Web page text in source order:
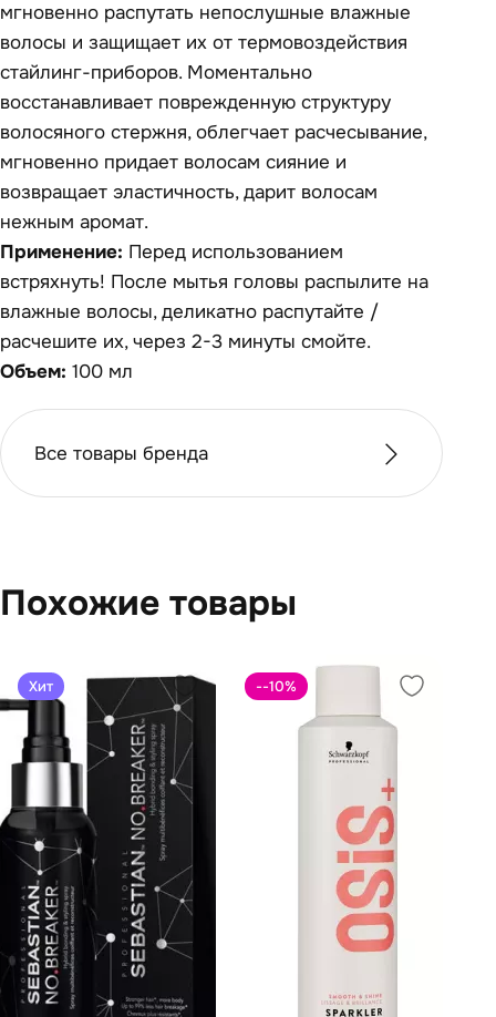
мгновенно распутать непослушные влажные
волосы и защищает их от термовоздействия
стайлинг-приборов. Моментально
восстанавливает поврежденную структуру
волосяного стержня, облегчает расчесывание,
мгновенно придает волосам сияние и
возвращает эластичность, дарит волосам
нежным аромат.
Применение: Перед использованием
встряхнуть! После мытья головы распылите на
влажные волосы, деликатно распутайте /
расчешите их, через 2-3 минуты смойте.
Объем: 100 мл
Все товары бренда
Похожие товары
Хит --10%